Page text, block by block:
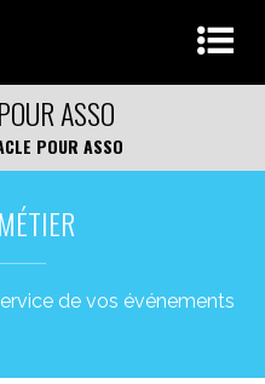
ASSO
POUR ASSO
de vos événements